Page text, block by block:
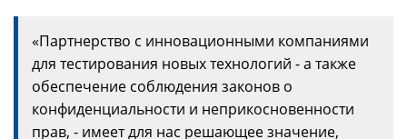
«Партнерство с инновационными компаниями
для тестирования новых технологий - а также
обеспечение соблюдения законов о
конфиденциальности и неприкосновенности
прав, - имеет для нас решающее значение,